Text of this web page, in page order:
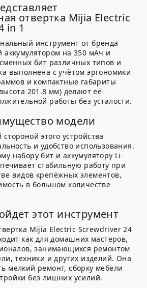
отвертка Mijia Electric
in 1
инструмент от бренда
на 350 мАч и
бит различных типов и
выполнена с учётом эргономики
и компактные габариты
201.8 мм) делают её
работы без усталости.
модели
этого устройства
и удобство использования.
набору бит и аккумулятору Li-
стабильную работу при
видов крепёжных элементов,
в большом количестве
этот инструмент
Mijia Electric Screwdriver 24
как для домашних мастеров,
занимающихся ремонтом
техники и других изделий. Она
мелкий ремонт, сборку мебели
без лишних усилий.